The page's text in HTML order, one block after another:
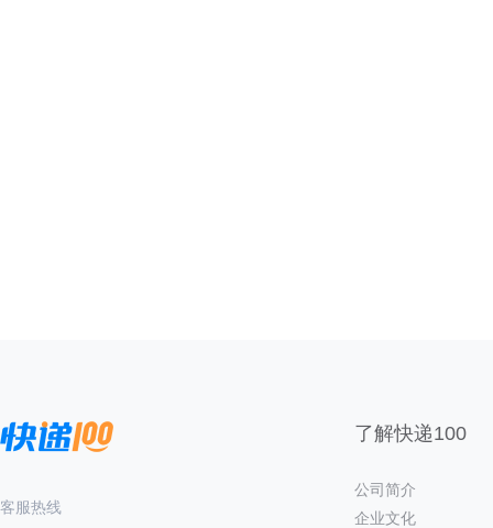
客服热线
了解快递100
公司简介
企业文化